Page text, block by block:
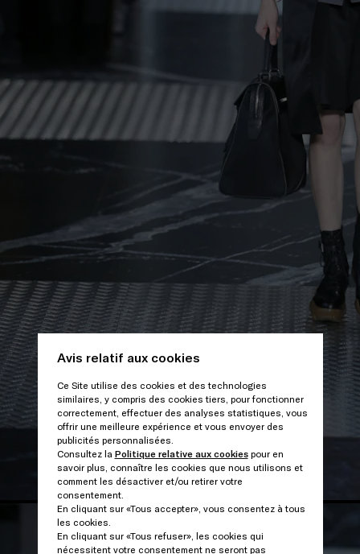
Avis relatif aux cookies
Ce Site utilise des cookies et des technologies
similaires, y compris des cookies tiers, pour fonctionner
correctement, effectuer des analyses statistiques, vous
offrir une meilleure expérience et vous envoyer des
publicités personnalisées.
Consultez la Politique relative aux cookiespour en
savoir plus, connaître les cookies que nous utilisons et
comment les désactiver et/ou retirer votre
consentement.
En cliquant sur «Tous accepter», vous consentez à tous
les cookies.
En cliquant sur «Tous refuser», les cookies qui
nécessitent votre consentement ne seront pas